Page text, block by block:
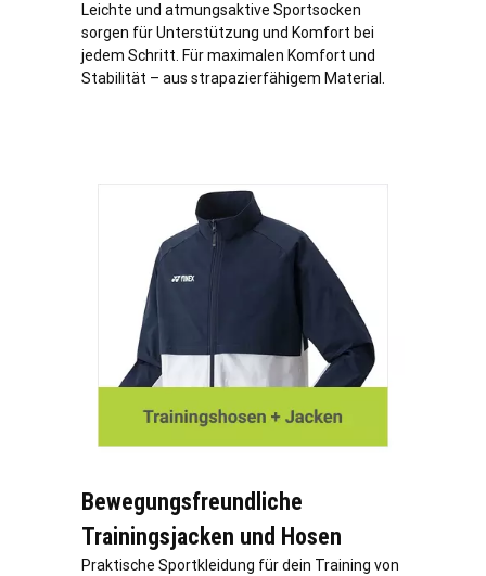
Leichte und atmungsaktive Sportsocken
sorgen für Unterstützung und Komfort bei
jedem Schritt. Für maximalen Komfort und
Stabilität – aus strapazierfähigem Material.
Bewegungsfreundliche
Trainingsjacken und Hosen
Praktische Sportkleidung für dein Training von